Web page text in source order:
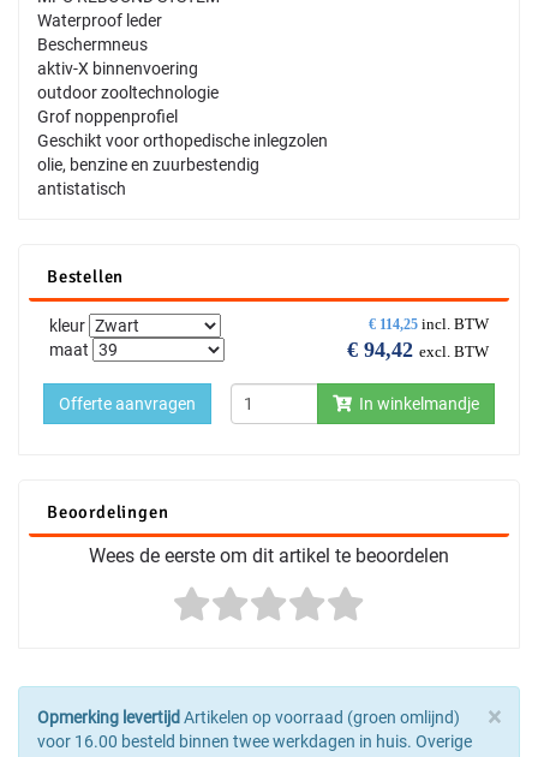
Waterproof leder
Beschermneus
aktiv-X binnenvoering
outdoor zooltechnologie
Grof noppenprofiel
Geschikt voor orthopedische inlegzolen
olie, benzine en zuurbestendig
antistatisch
Bestellen
€ 114,25 incl. BTW
€ 94,42 excl. BTW
kleur
maat
In winkelmandje
Offerte aanvragen
Beoordelingen
Wees de eerste om dit artikel te beoordelen
×
Opmerking levertijd Artikelen op voorraad (groen omlijnd)
voor 16.00 besteld binnen twee werkdagen in huis. Overige